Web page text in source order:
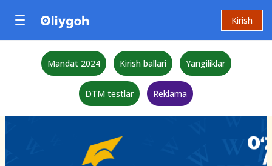
Kirish
Mandat 2024 Kirish ballari Yangiliklar
DTM testlar Reklama